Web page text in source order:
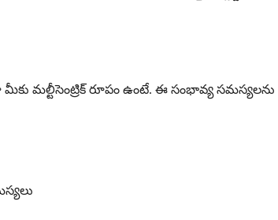
మల్టీసెంట్రిక్ రూపం ఉంటే. ఈ సంభావ్య